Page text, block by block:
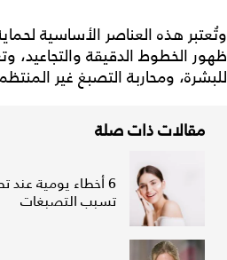
وتُعتبر هذه العناصر الأساسية
ظهور الخطوط الدقيقة والتجاعيد،
للبشرة، ومحاربة التصبغ غير
مقالات ذات صلة
6 أخطاء يومية
تسبب التصبغات